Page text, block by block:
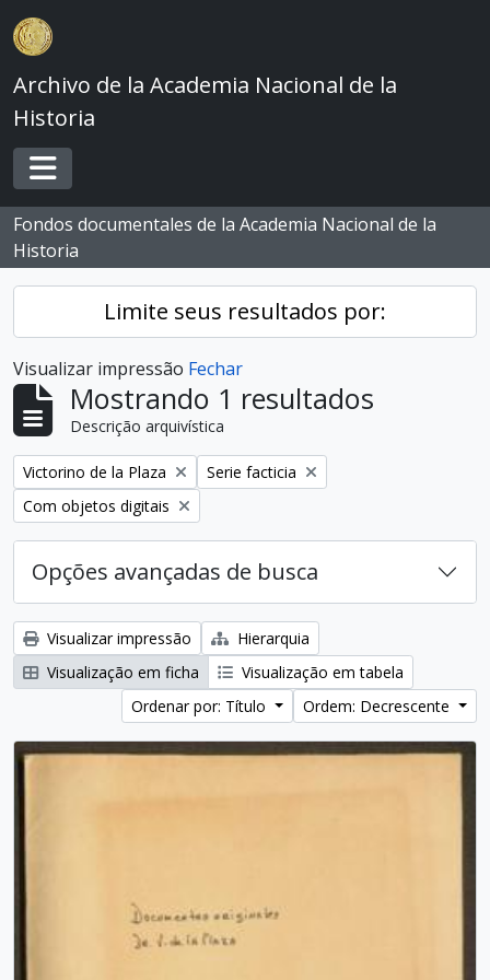
Skip to main content
Archivo de la Academia Nacional de la
Historia
Toggle navigation
Fondos documentales de la Academia Nacional de la
Historia
Limite seus resultados por:
Visualizar impressão Fechar
Mostrando 1 resultados
Descrição arquivística
Remover filtro:
Victorino de la Plaza Remover filtro:
Serie facticia
Remover filtro:
Com objetos digitais
Opções avançadas de busca
Visualizar impressão
Hierarquia
Visualização em ficha
Visualização em tabela
Ordenar por: Título
Ordem: Decrescente